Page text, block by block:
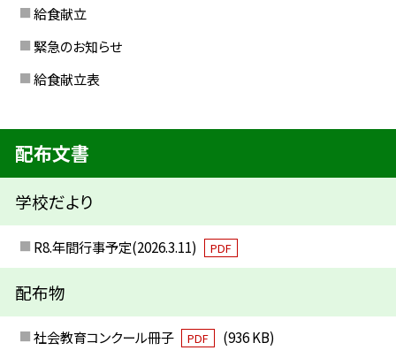
給食献立
緊急のお知らせ
給食献立表
配布文書
学校だより
R8.年間行事予定(2026.3.11) PDF
配布物
社会教育コンクール冊子 PDF
(936 KB)